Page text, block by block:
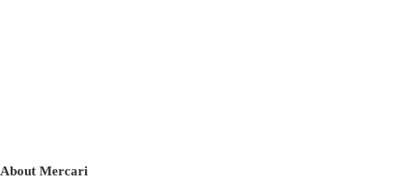
About Mercari